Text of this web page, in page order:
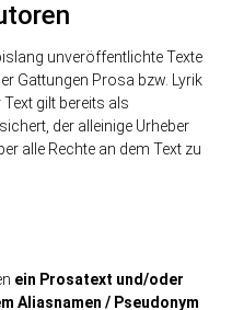
unveröffentlichte Texte
Gattungen Prosa bzw. Lyrik
gilt bereits als
der alleinige Urheber
alle Rechte an dem Text zu
ein Prosatext und/oder
Aliasnamen / Pseudonym